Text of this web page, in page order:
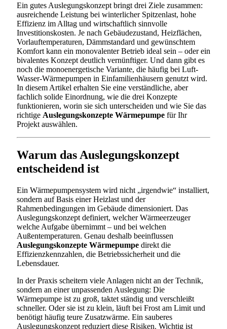
Ein gutes Auslegungskonzept bringt drei Ziele zusammen:
ausreichende Leistung bei winterlicher Spitzenlast, hohe
Effizienz im Alltag und wirtschaftlich sinnvolle
Investitionskosten. Je nach Gebäudezustand, Heizflächen,
Vorlauftemperaturen, Dämmstandard und gewünschtem
Komfort kann ein monovalenter Betrieb ideal sein – oder ein
bivalentes Konzept deutlich vernünftiger. Und dann gibt es
noch die monoenergetische Variante, die häufig bei Luft-
Wasser-Wärmepumpen in Einfamilienhäusern genutzt wird.
In diesem Artikel erhalten Sie eine verständliche, aber
fachlich solide Einordnung, wie die drei Konzepte
funktionieren, worin sie sich unterscheiden und wie Sie das
richtige Auslegungskonzepte Wärmepumpe für Ihr
Projekt auswählen.
Warum das Auslegungskonzept
entscheidend ist
Ein Wärmepumpensystem wird nicht „irgendwie“ installiert,
sondern auf Basis einer Heizlast und der
Rahmenbedingungen im Gebäude dimensioniert. Das
Auslegungskonzept definiert, welcher Wärmeerzeuger
welche Aufgabe übernimmt – und bei welchen
Außentemperaturen. Genau deshalb beeinflussen
Auslegungskonzepte Wärmepumpe direkt die
Effizienzkennzahlen, die Betriebssicherheit und die
Lebensdauer.
In der Praxis scheitern viele Anlagen nicht an der Technik,
sondern an einer unpassenden Auslegung: Die
Wärmepumpe ist zu groß, taktet ständig und verschleißt
schneller. Oder sie ist zu klein, läuft bei Frost am Limit und
benötigt häufig teure Zusatzwärme. Ein sauberes
Auslegungskonzept reduziert diese Risiken. Wichtig ist